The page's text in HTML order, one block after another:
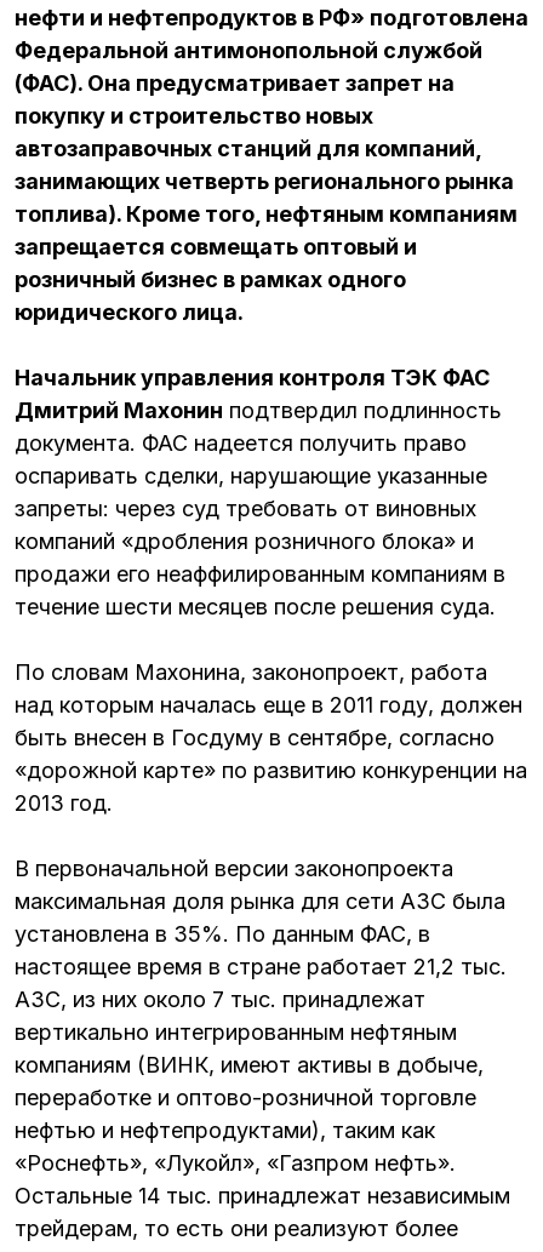
нефти и нефтепродуктов в РФ» подготовлена
Федеральной антимонопольной службой
(ФАС). Она предусматривает запрет на
покупку и строительство новых
автозаправочных станций для компаний,
занимающих четверть регионального рынка
топлива). Кроме того, нефтяным компаниям
запрещается совмещать оптовый и
розничный бизнес в рамках одного
юридического лица.
Начальник управления контроля ТЭК ФАС
Дмитрий Махонин подтвердил подлинность
документа. ФАС надеется получить право
оспаривать сделки, нарушающие указанные
запреты: через суд требовать от виновных
компаний «дробления розничного блока» и
продажи его неаффилированным компаниям в
течение шести месяцев после решения суда.
По словам Махонина, законопроект, работа
над которым началась еще в 2011 году, должен
быть внесен в Госдуму в сентябре, согласно
«дорожной карте» по развитию конкуренции на
2013 год.
В первоначальной версии законопроекта
максимальная доля рынка для сети АЗС была
установлена в 35%. По данным ФАС, в
настоящее время в стране работает 21,2 тыс.
АЗС, из них около 7 тыс. принадлежат
вертикально интегрированным нефтяным
компаниям (ВИНК, имеют активы в добыче,
переработке и оптово-розничной торговле
нефтью и нефтепродуктами), таким как
«Роснефть», «Лукойл», «Газпром нефть».
Остальные 14 тыс. принадлежат независимым
трейдерам, то есть они реализуют более